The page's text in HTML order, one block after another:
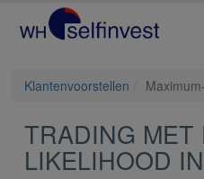
Klantenvoorstellen
TRADING MET
LIKELIHOOD